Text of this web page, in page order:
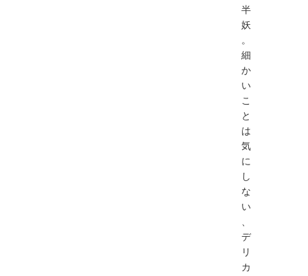
半
妖
。
細
か
い
こ
と
は
気
に
し
な
い
、
デ
リ
カ